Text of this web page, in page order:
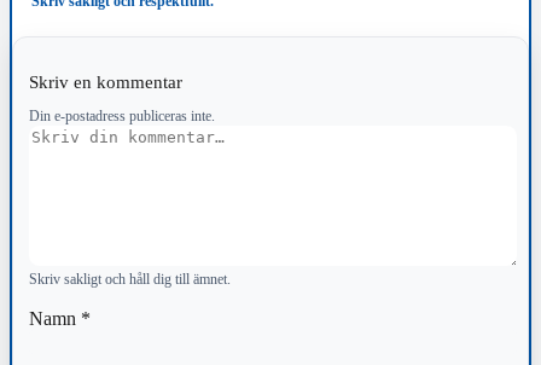
Skriv en kommentar
Din e-postadress publiceras inte.
Kommentar
Skriv sakligt och håll dig till ämnet.
Namn *